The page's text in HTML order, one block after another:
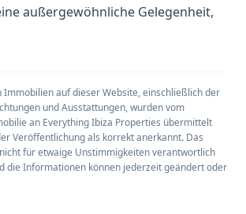
außergewöhnliche Gelegenheit,
gut ausgestattetes Haus in einer
125 m2 groß und verfügt über drei
von denen zwei ein eigenes
und eine eigene
die sowohl Privatsphäre als auch
bietet. Makellos gepflegt, hat die
Klimaanlage und
Immobilien auf dieser Website, einschließlich der
und Ausstattungen, wurden vom
an Everything Ibiza Properties übermittelt
Veröffentlichung als korrekt anerkannt. Das
für etwaige Unstimmigkeiten verantwortlich
die Informationen können jederzeit geändert oder